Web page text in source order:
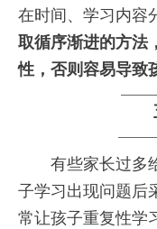
在时间、学习内容
取循序渐进的方法
性，否则容易导致
有些家长过多给
子学习出现问题后
常让孩子重复性学